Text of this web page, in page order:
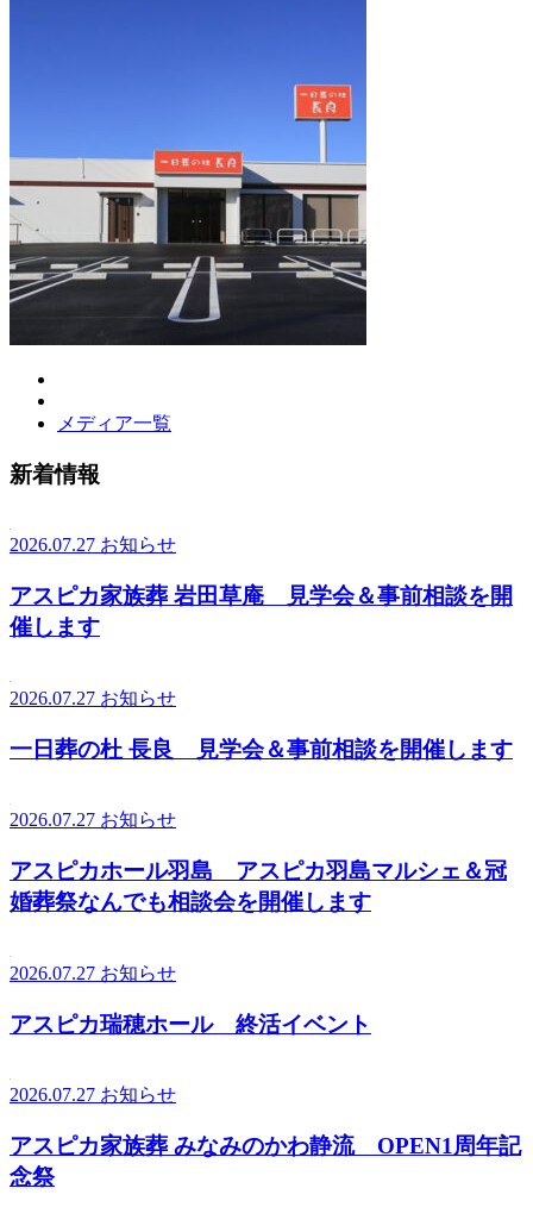
メディア一覧
新着情報
2026.07.27 お知らせ
アスピカ家族葬 岩田草庵 見学会＆事前相談を開
催します
2026.07.27 お知らせ
一日葬の杜 長良 見学会＆事前相談を開催します
2026.07.27 お知らせ
アスピカホール羽島 アスピカ羽島マルシェ＆冠
婚葬祭なんでも相談会を開催します
2026.07.27 お知らせ
アスピカ瑞穂ホール 終活イベント
2026.07.27 お知らせ
アスピカ家族葬 みなみのかわ静流 OPEN1周年記
念祭